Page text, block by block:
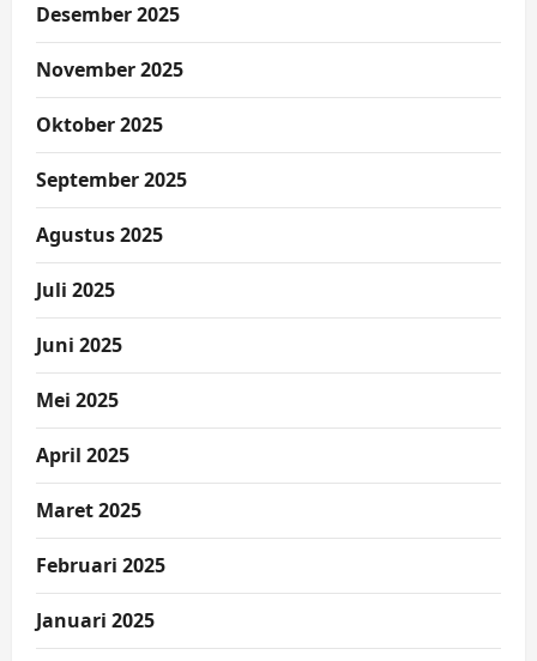
Desember 2025
November 2025
Oktober 2025
September 2025
Agustus 2025
Juli 2025
Juni 2025
Mei 2025
April 2025
Maret 2025
Februari 2025
Januari 2025